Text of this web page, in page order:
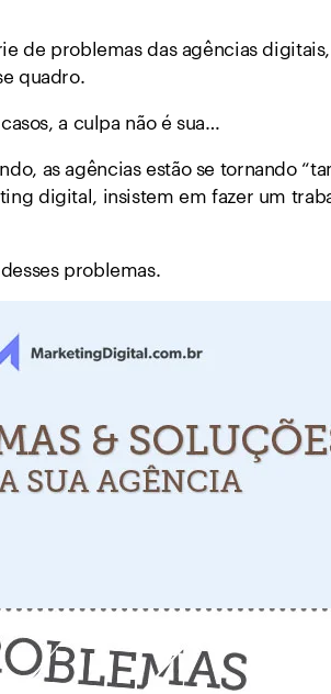
de problemas das agências
quadro.
a culpa não é sua…
as agências estão se tornando
digital, insistem em fazer um
problemas.